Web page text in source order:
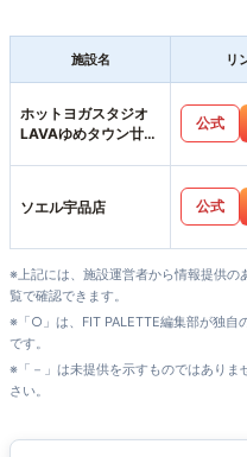
施設名 リ
ホットヨガスタジオ
LAVAゆめタウン廿日
公式
ソエル宇品店 公式
※上記には、施設運営者から情報提供
覧で確認できます。
※「○」は、FIT PALETTE編集部が独自
です。
※「－」は未提供を示すものではあり
さい。